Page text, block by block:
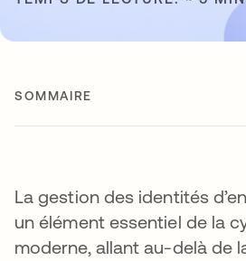
SOMMAIRE
La gestion des identités
un élément essentiel de la
moderne, allant au-delà de